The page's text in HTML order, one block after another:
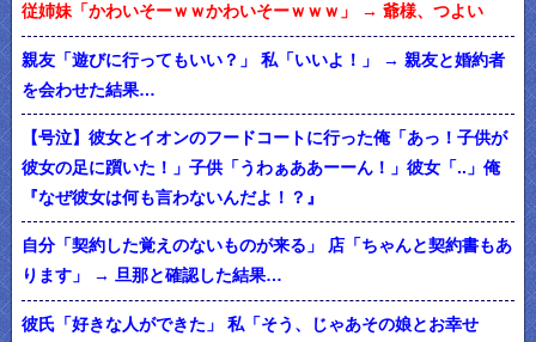
従姉妹「かわいそーｗｗかわいそーｗｗｗ」 → 爺様、つよい
親友「遊びに行ってもいい？」 私「いいよ！」 → 親友と婚約者
を会わせた結果…
【号泣】彼女とイオンのフードコートに行った俺「あっ！子供が
彼女の足に躓いた！」子供「うわぁああーーん！」彼女「..」俺
『なぜ彼女は何も言わないんだよ！？』
自分「契約した覚えのないものが来る」 店「ちゃんと契約書もあ
ります」 → 旦那と確認した結果…
彼氏「好きな人ができた」 私「そう、じゃあその娘とお幸せ